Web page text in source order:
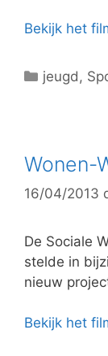
Bekijk het
C
g
r
e
ë
n
jeugd,
Wonen-
16/04/2013
De Sociale
stelde in
nieuw
Bekijk het